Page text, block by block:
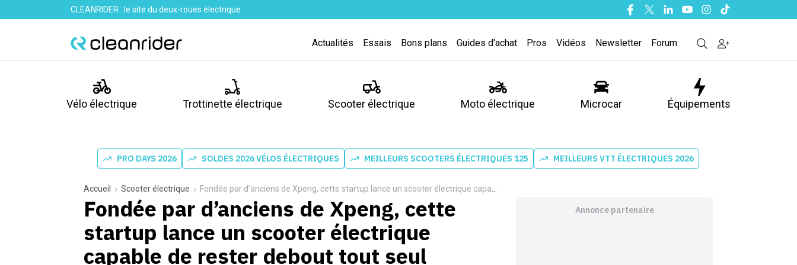
CLEANRIDER : le site du deux-roues électrique Facebook
TwitterLinkedinYoutubeInstagram
Tiktok
Actualités Essais Bons plans Guides d'achat Pros Vidéos Newsletter Forum
Vélo électrique Trottinette électrique Scooter électrique Moto électrique Microcar Équipements
PRO DAYS 2026 SOLDES 2026 VÉLOS ÉLECTRIQUES MEILLEURS SCOOTERS ÉLECTRIQUES 125 MEILLEURS VTT ÉLECTRIQUES 2026
Accueil Scooter électrique Fondée par d’anciens de Xpeng, cette startup lance un scooter électrique capable de rester debout tout seul
Fondée par d’anciens de Xpeng, cette
startup lance un scooter électrique
capable de rester debout tout seul
Annonce partenaire